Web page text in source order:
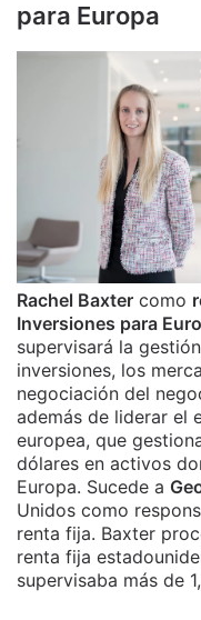
para Europa
Rachel Baxter como
Inversiones para
supervisará la
inversiones, los
negociación del
además de liderar el
europea, que
dólares en activos
Europa. Sucede a
Unidos como
renta fija. Baxter
renta fija
supervisaba más de